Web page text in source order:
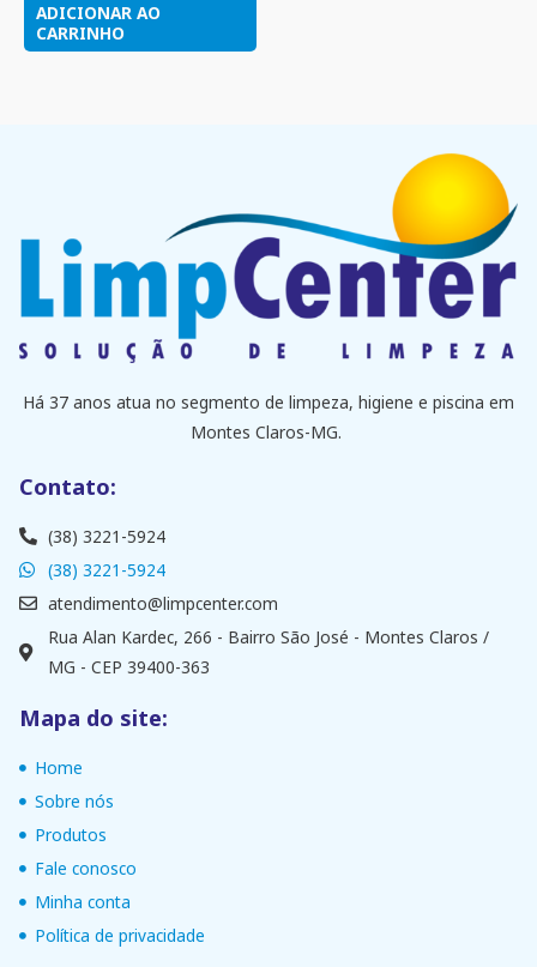
ADICIONAR AO
CARRINHO
Há 37 anos atua no segmento de limpeza, higiene e piscina em
Montes Claros-MG.
Contato:
(38) 3221-5924
(38) 3221-5924
atendimento@limpcenter.com
Rua Alan Kardec, 266 - Bairro São José - Montes Claros /
MG - CEP 39400-363
Mapa do site:
Home
Sobre nós
Produtos
Fale conosco
Minha conta
Política de privacidade